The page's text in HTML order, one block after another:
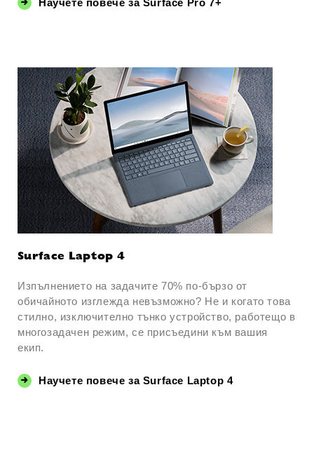
Научете повече за Surface Pro 7+
Surface Laptop 4
Изпълнението на задачите 70% по-бързо от
обичайното изглежда невъзможно? Не и когато това
стилно, изключително тънко устройство, работещо в
многозадачен режим, се присъедини към вашия
екип.
Научете повече за Surface Laptop 4